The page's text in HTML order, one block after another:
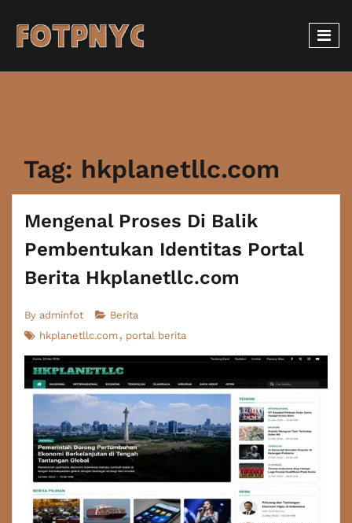
Tag: hkplanetllc.com
Mengenal Proses Di Balik
Pembentukan Identitas Portal
Berita Hkplanetllc.com
By adminfot
Berita
hkplanetllc.com
portal berita